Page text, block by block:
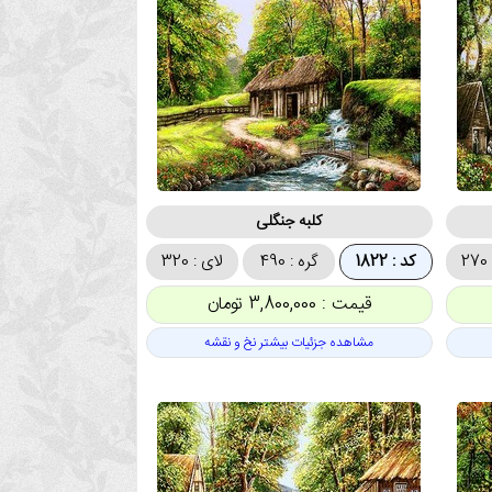
کلبه جنگلی
کد : 1822 گره : 490 لای : 320
قیمت : 3,800,000 تومان
مشاهده جزئیات بیشتر نخ و نقشه